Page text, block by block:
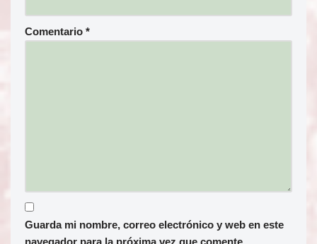
Comentario *
Guarda mi nombre, correo electrónico y web en este